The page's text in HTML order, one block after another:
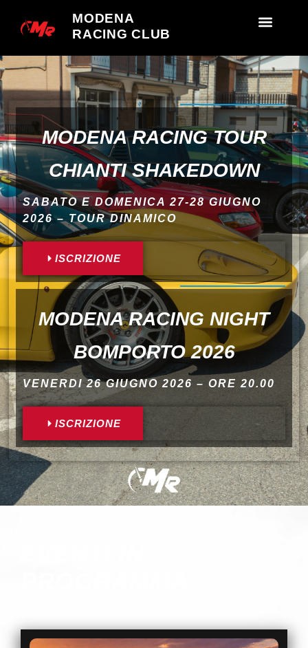
MODENA
RACING CLUB
MODENA RACING TOUR
CHIANTI SHAKEDOWN
SABATO E DOMENICA 27-28 GIUGNO
2026 – TOUR DINAMICO
ISCRIZIONE
MODENA RACING NIGHT
BOMPORTO 2026
VENERDI 26 GIUGNO 2026 – ORE 20.00
ISCRIZIONE